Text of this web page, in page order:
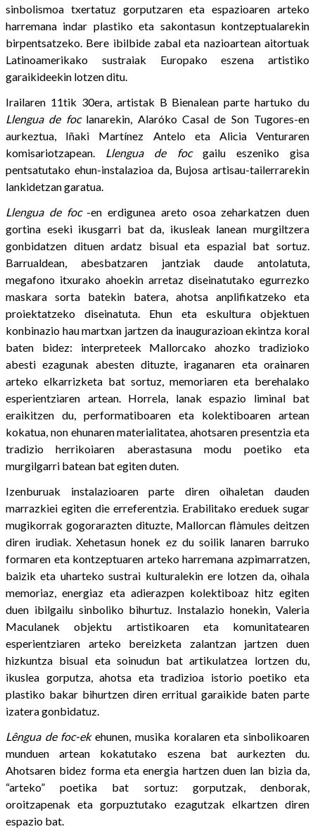
sinbolismoa txertatuz gorputzaren eta espazioaren arteko
harremana indar plastiko eta sakontasun kontzeptualarekin
birpentsatzeko. Bere ibilbide zabal eta nazioartean aitortuak
Latinoamerikako sustraiak Europako eszena artistiko
garaikideekin lotzen ditu.
Irailaren 11tik 30era, artistak B Bienalean parte hartuko du
Llengua de foclanarekin, Alaróko Casal de Son Tugores-en
aurkeztua, Iñaki Martínez Antelo eta Alicia Venturaren
komisariotzapean. Llengua de focgailu eszeniko gisa
pentsatutako ehun-instalazioa da, Bujosa artisau-tailerrarekin
lankidetzan garatua.
Llengua de foc-en erdigunea areto osoa zeharkatzen duen
gortina eseki ikusgarri bat da, ikusleak lanean murgiltzera
gonbidatzen dituen ardatz bisual eta espazial bat sortuz.
Barrualdean, abesbatzaren jantziak daude antolatuta,
megafono itxurako ahoekin arretaz diseinatutako egurrezko
maskara sorta batekin batera, ahotsa anplifikatzeko eta
proiektatzeko diseinatuta. Ehun eta eskultura objektuen
konbinazio hau martxan jartzen da inaugurazioan ekintza koral
baten bidez: interpreteek Mallorcako ahozko tradizioko
abesti ezagunak abesten dituzte, iraganaren eta orainaren
arteko elkarrizketa bat sortuz, memoriaren eta berehalako
esperientziaren artean. Horrela, lanak espazio liminal bat
eraikitzen du, performatiboaren eta kolektiboaren artean
kokatua, non ehunaren materialitatea, ahotsaren presentzia eta
tradizio herrikoiaren aberastasuna modu poetiko eta
murgilgarri batean bat egiten duten.
Izenburuak instalazioaren parte diren oihaletan dauden
marrazkiei egiten die erreferentzia. Erabilitako ereduek sugar
mugikorrak gogorarazten dituzte, Mallorcan flàmules deitzen
diren irudiak. Xehetasun honek ez du soilik lanaren barruko
formaren eta kontzeptuaren arteko harremana azpimarratzen,
baizik eta uharteko sustrai kulturalekin ere lotzen da, oihala
memoriaz, energiaz eta adierazpen kolektiboaz hitz egiten
duen ibilgailu sinboliko bihurtuz. Instalazio honekin, Valeria
Maculanek objektu artistikoaren eta komunitatearen
esperientziaren arteko bereizketa zalantzan jartzen duen
hizkuntza bisual eta soinudun bat artikulatzea lortzen du,
ikuslea gorputza, ahotsa eta tradizioa istorio poetiko eta
plastiko bakar bihurtzen diren erritual garaikide baten parte
izatera gonbidatuz.
Lêngua de foc-ekehunen, musika koralaren eta sinbolikoaren
munduen artean kokatutako eszena bat aurkezten du.
Ahotsaren bidez forma eta energia hartzen duen lan bizia da,
“arteko” poetika bat sortuz: gorputzak, denborak,
oroitzapenak eta gorpuztutako ezagutzak elkartzen diren
espazio bat.